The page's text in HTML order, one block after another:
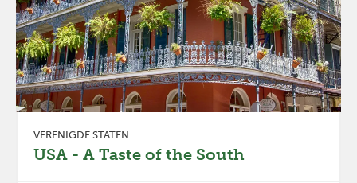
VERENIGDE STATEN
USA - A Taste of the South